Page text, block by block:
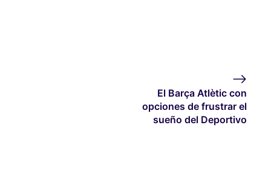
El Barça Atlètic con
opciones de frustrar el
sueño del Deportivo